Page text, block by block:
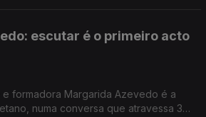
escutar é o primeiro acto
formadora Margarida Azevedo é a
numa conversa que atravessa 3